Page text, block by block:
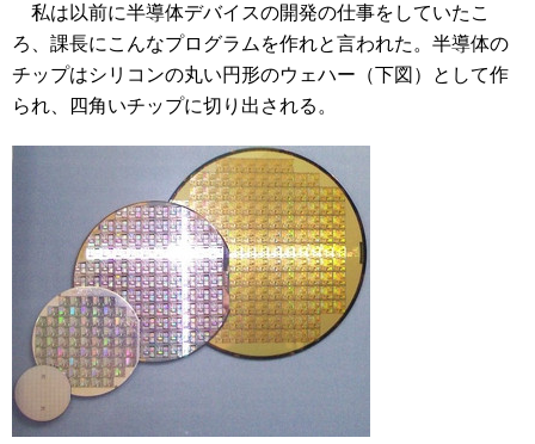
私は以前に半導体デバイスの開発の仕事をしていたこ
ろ、課長にこんなプログラムを作れと言われた。半導体の
チップはシリコンの丸い円形のウェハー（下図）として作
られ、四角いチップに切り出される。